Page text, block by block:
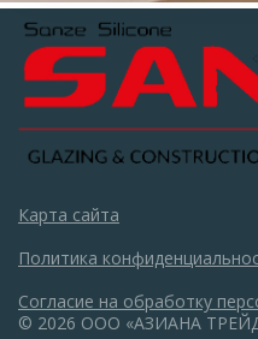
Карта сайта
Политика
Согласие на обработку
© 2026 ООО «АЗИАНА